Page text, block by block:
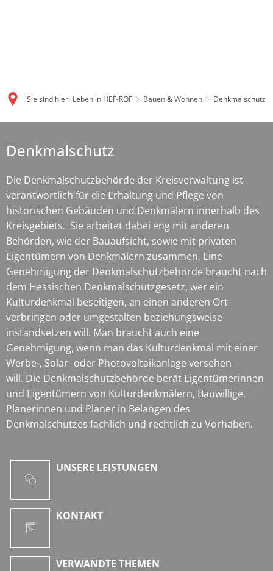
Sie sind hier: Leben in HEF-ROF Bauen & Wohnen Denkmalschutz
Denkmalschutz
Die Denkmalschutzbehörde der Kreisverwaltung ist
verantwortlich für die Erhaltung und Pflege von
historischen Gebäuden und Denkmälern innerhalb des
Kreisgebiets. Sie arbeitet dabei eng mit anderen
Behörden, wie der Bauaufsicht, sowie mit privaten
Eigentümern von Denkmälern zusammen. Eine
Genehmigung der Denkmalschutzbehörde braucht nach
dem Hessischen Denkmalschutzgesetz, wer ein
Kulturdenkmal beseitigen, an einen anderen Ort
verbringen oder umgestalten beziehungsweise
instandsetzen will. Man braucht auch eine
Genehmigung, wenn man das Kulturdenkmal mit einer
Werbe-, Solar- oder Photovoltaikanlage versehen
will. Die Denkmalschutzbehörde berät Eigentümerinnen
und Eigentümern von Kulturdenkmälern, Bauwillige,
Planerinnen und Planer in Belangen des
Denkmalschutzes fachlich und rechtlich zu Vorhaben.
UNSERE LEISTUNGEN
KONTAKT
VERWANDTE THEMEN